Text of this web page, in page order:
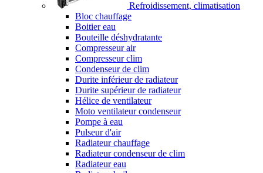
Refroidissement, climatisation
Bloc chauffage
Boitier eau
Bouteille déshydratante
Compresseur air
Compresseur clim
Condenseur de clim
Durite inférieur de radiateur
Durite supérieur de radiateur
Hélice de ventilateur
Moto ventilateur condenseur
Pompe à eau
Pulseur d'air
Radiateur chauffage
Radiateur condenseur de clim
Radiateur eau